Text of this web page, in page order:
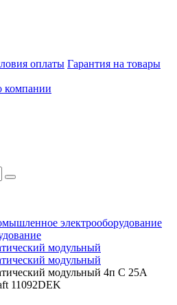
оплаты Гарантия на товары
компании
электрооборудование
модульный
модульный
модульный 4п C 25А
11092DEK